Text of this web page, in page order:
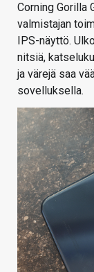
Corning Gorilla
valmistajan
IPS-näyttö.
nitsiä,
ja värejä saa
sovelluksella.